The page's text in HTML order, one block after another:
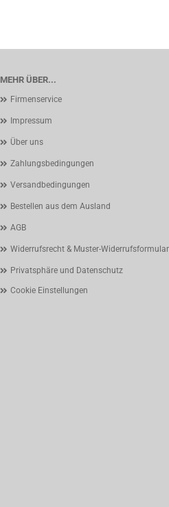
MEHR ÜBER...
Firmenservice
Impressum
Über uns
Zahlungsbedingungen
Versandbedingungen
Bestellen aus dem Ausland
AGB
Widerrufsrecht & Muster-Widerrufsformular
Privatsphäre und Datenschutz
Cookie Einstellungen